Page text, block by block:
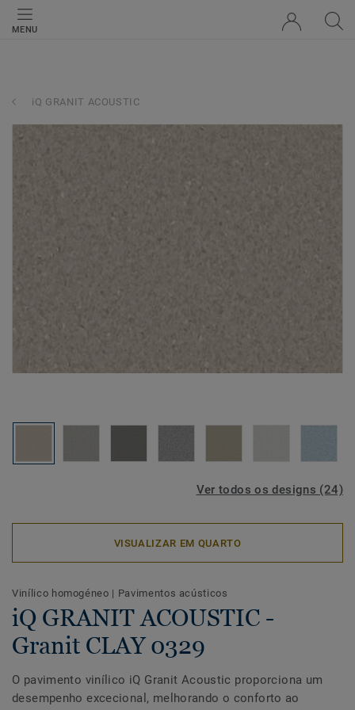
MENU
iQ GRANIT ACOUSTIC
Ver todos os designs (24)
VISUALIZAR EM QUARTO
Vinílico homogéneo | Pavimentos acústicos
iQ GRANIT ACOUSTIC -
Granit CLAY 0329
O pavimento vinílico iQ Granit Acoustic proporciona um
desempenho excecional, melhorando o conforto ao